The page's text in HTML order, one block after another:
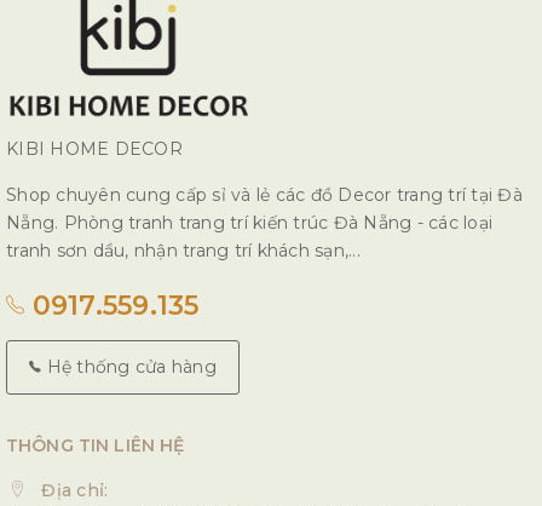
KIBI HOME DECOR
Shop chuyên cung cấp sỉ và lẻ các đồ Decor trang trí tại Đà
Nẵng. Phòng tranh trang trí kiến trúc Đà Nẵng - các loại
tranh sơn dầu, nhận trang trí khách sạn,...
0917.559.135
Hệ thống cửa hàng
THÔNG TIN LIÊN HỆ
Địa chỉ: